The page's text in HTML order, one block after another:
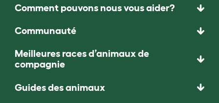
Comment pouvons nous vous aider?
Communauté
Meilleures races d’animaux de
compagnie
Guides des animaux